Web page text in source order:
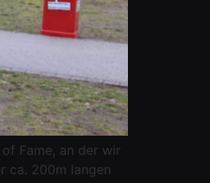
Fame, an der wir
ca. 200m langen